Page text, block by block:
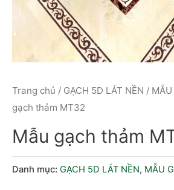
Trang chủ / GẠCH 5D LÁT NỀN /
gạch thảm MT32
Mẫu gạch thảm
Danh mục: GẠCH 5D LÁT NỀN, MẪU